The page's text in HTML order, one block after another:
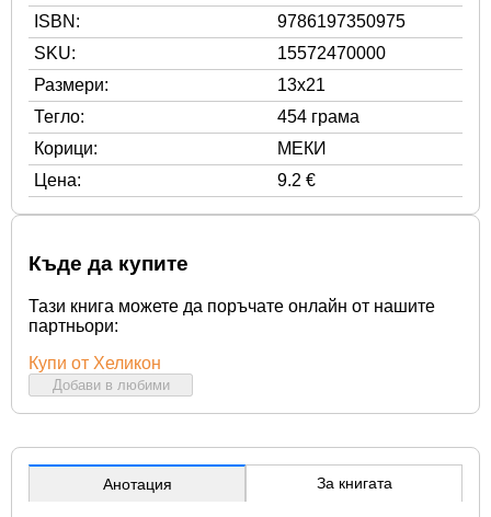
ISBN:
9786197350975
SKU:
15572470000
Размери:
13x21
Тегло:
454 грама
Корици:
МЕКИ
Цена:
9.2 €
Къде да купите
Тази книга можете да поръчате онлайн от нашите
партньори:
Купи от Хеликон
Добави в любими
Анотация За книгата